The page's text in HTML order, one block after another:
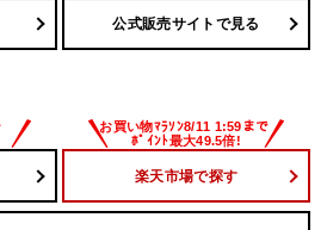
公式販売サイトで見る
楽天市場で探す